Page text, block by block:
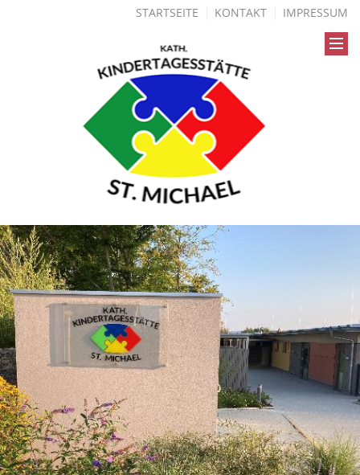
STARTSEITE KONTAKT IMPRESSUM